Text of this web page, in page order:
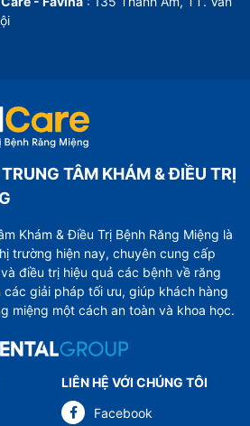
TÂM KHÁM & ĐIỀU TRỊ
Khám & Điều Trị Bệnh Răng Miệng là
trường hiện nay, chuyên cung cấp
điều trị hiệu quả các bệnh về răng
giải pháp tối ưu, giúp khách hàng
miệng một cách an toàn và khoa học.
LIÊN HỆ VỚI CHÚNG TÔI
Facebook